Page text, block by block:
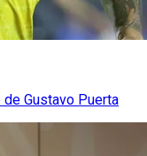
Gustavo Puerta